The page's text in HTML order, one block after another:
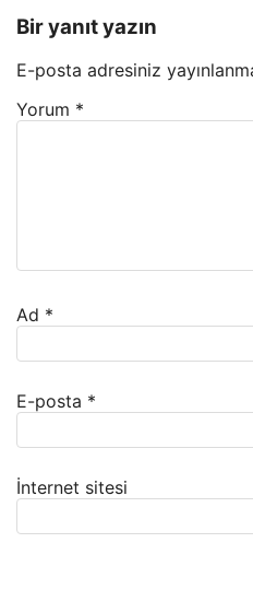
Bir yanıt yazın
E-posta adresiniz
Yorum *
Ad *
E-posta *
İnternet sitesi